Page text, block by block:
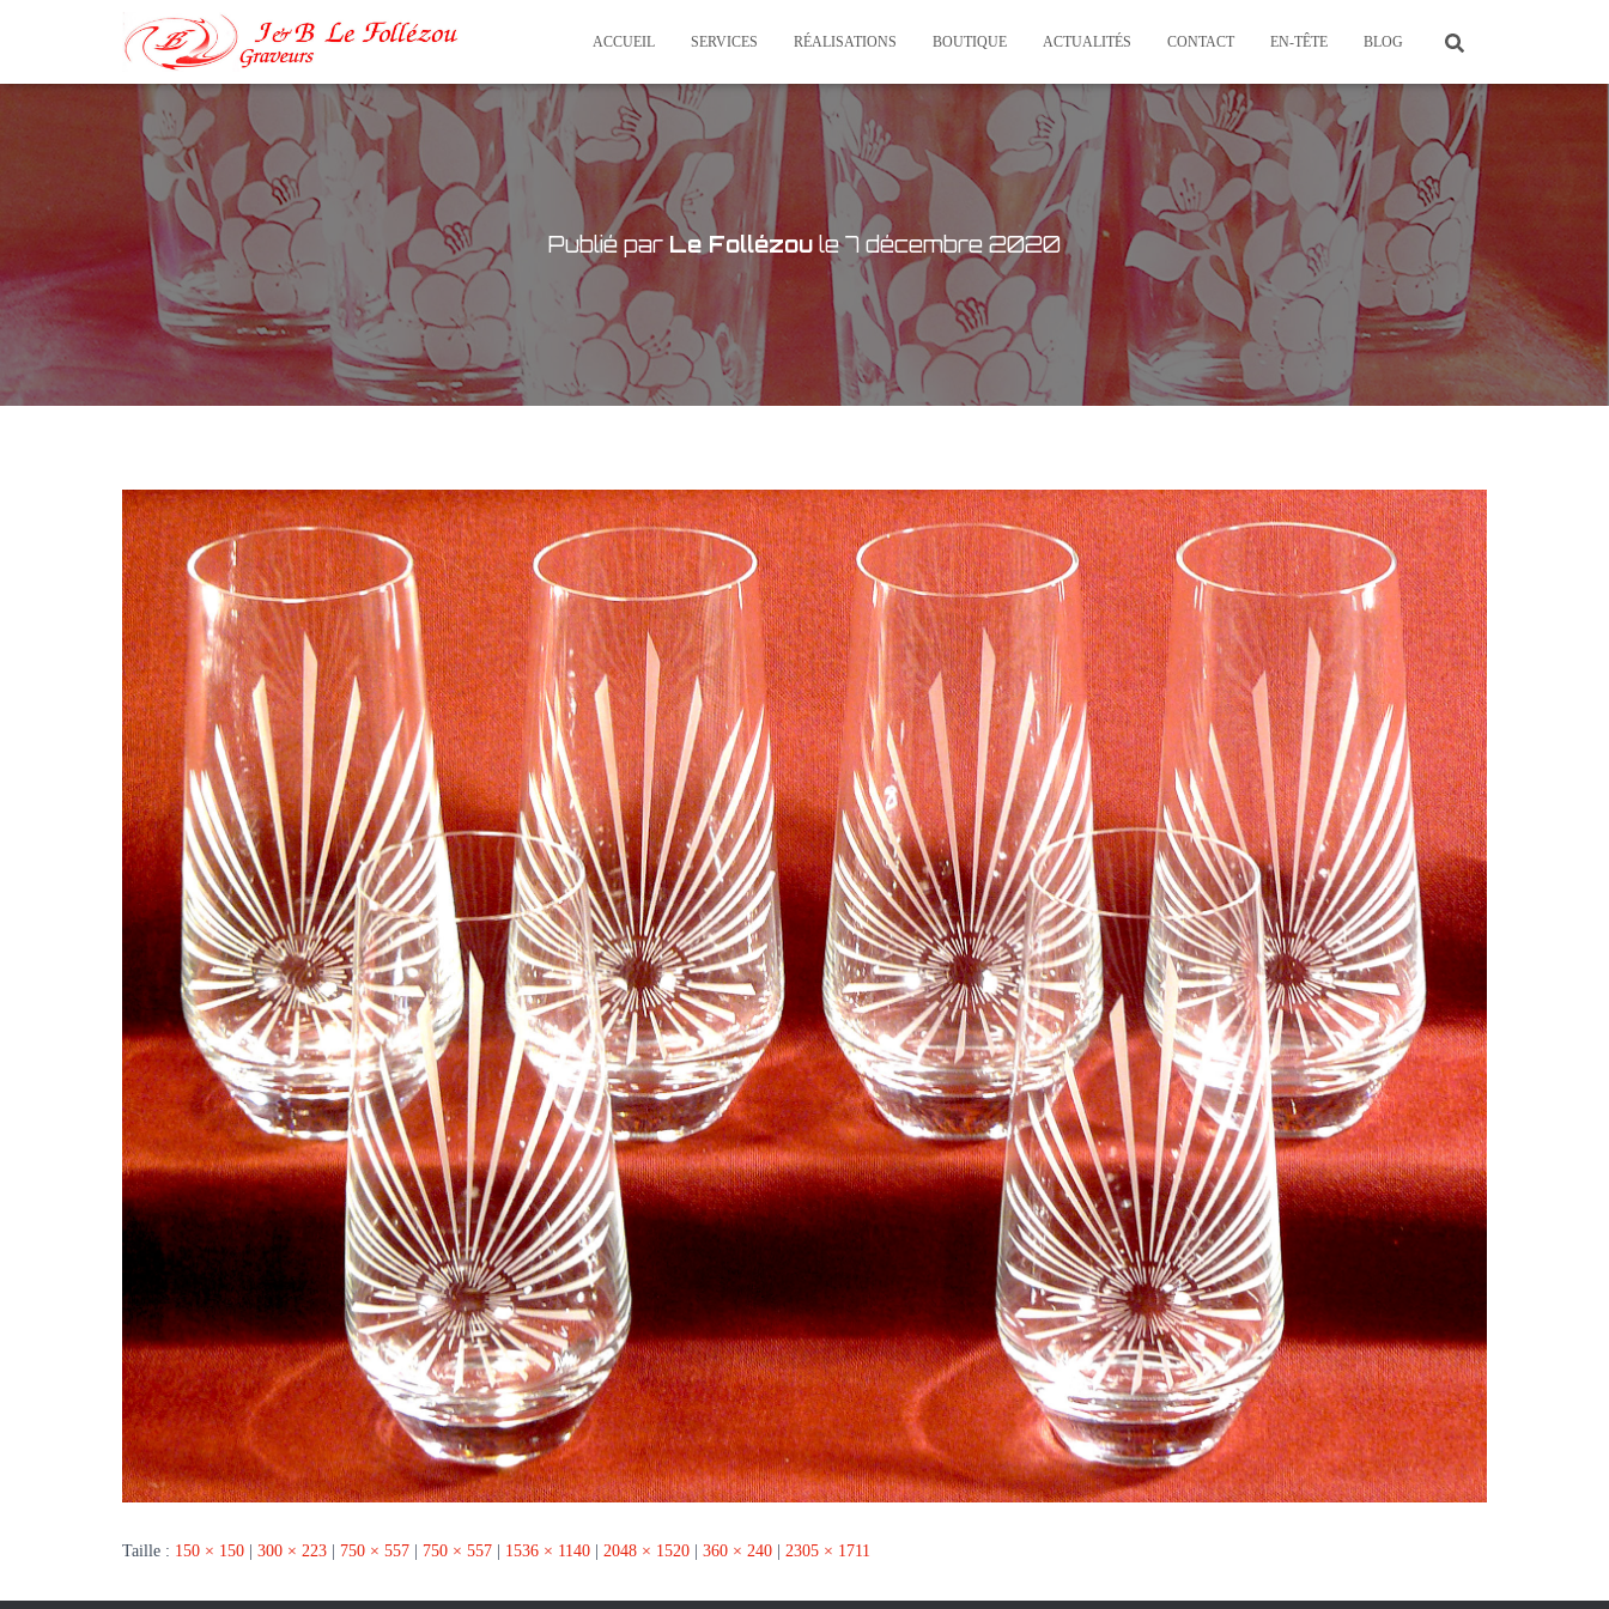
ACCUEIL SERVICES RÉALISATIONS BOUTIQUE ACTUALITÉS CONTACT EN-TÊTE BLOG
Publié par Le Follézou le7 décembre 2020
Taille : 150 × 150 300 × 223 750 × 557 750 × 557 1536 × 1140 2048 × 1520 360 × 240 2305 × 1711